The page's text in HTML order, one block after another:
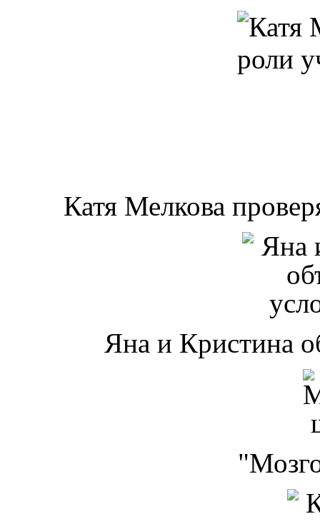
Катя Мелкова
Яна и Кристина